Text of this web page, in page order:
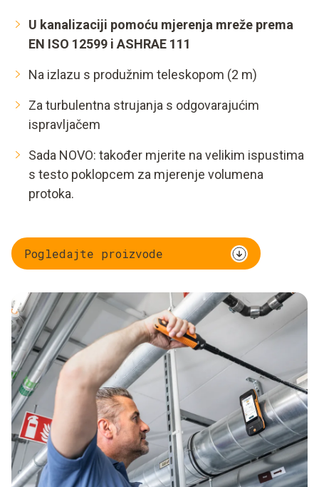
U kanalizaciji pomoću mjerenja mreže prema
EN ISO 12599 i ASHRAE 111
Na izlazu s produžnim teleskopom (2 m)
Za turbulentna strujanja s odgovarajućim
ispravljačem
Sada NOVO: također mjerite na velikim ispustima
s testo poklopcem za mjerenje volumena
protoka.
Pogledajte proizvode